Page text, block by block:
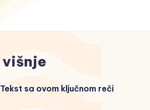
višnje
Tekst sa ovom ključnom reči